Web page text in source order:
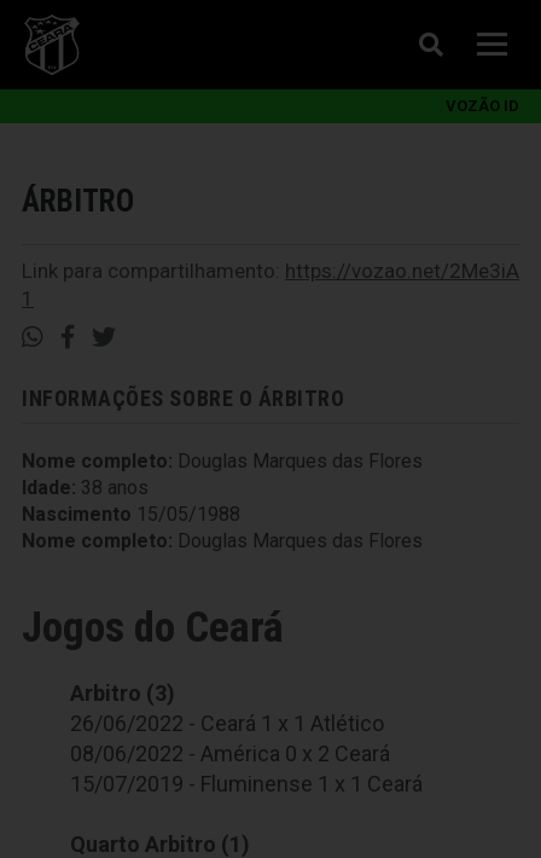
VOZÃO ID
ÁRBITRO
Link para compartilhamento: https://vozao.net/2Me3iA
1
INFORMAÇÕES SOBRE O ÁRBITRO
Nome completo: Douglas Marques das Flores
Idade: 38 anos
Nascimento 15/05/1988
Nome completo: Douglas Marques das Flores
Jogos do Ceará
Arbitro (3)
26/06/2022 - Ceará 1 x 1 Atlético
08/06/2022 - América 0 x 2 Ceará
15/07/2019 - Fluminense 1 x 1 Ceará
Quarto Arbitro (1)